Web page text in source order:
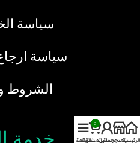
سياسة
سياسة
الشروط
الرئيسيةالمتجرحسابي
0
سلة المشتريات
القائمة